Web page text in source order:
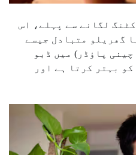
لگانے سے پہلے، اس
گھریلو متبادل جیسے
پاؤڈر) میں ڈبو
بہتر کرتا ہے اور